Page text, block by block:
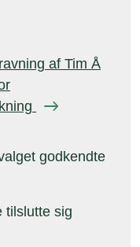
af Tim Å
godkendte
tilslutte sig